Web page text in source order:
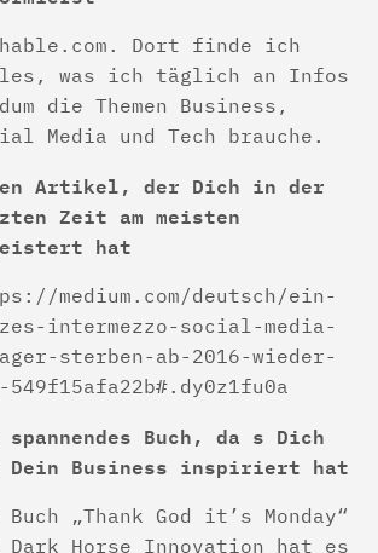
Dort finde ich
was ich täglich an Infos
die Themen Business,
Media und Tech brauche.
Artikel, der Dich in der
Zeit am meisten
hat
medium.com/deutsch/ein-
intermezzo-social-media-
sterben-ab-2016-wieder-
549f15afa22b#.dy0z1fu0a
Buch, da s Dich
Business inspiriert hat
Buch „Thank God it’s Monday“
Dark Horse Innovation hat es